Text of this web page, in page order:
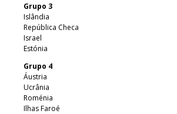
Grupo 3
Islândia
República Checa
Israel
Estónia
Grupo 4
Áustria
Ucrânia
Roménia
Ilhas Faroé